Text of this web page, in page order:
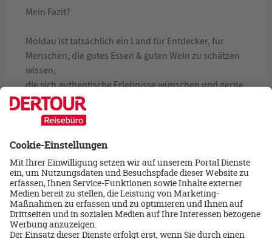
Mein Fazit?
Moldau ist tatsächlich ein Land für Entdecker, für
Menschen, die gutes Essen & guten Wein zu schätzen
wissen,
die sich authentische Erlebnisse wünschen und gerne
abseits der Massen Urlaub machen möchten. Und das
mitten in Europa!
Über mich
Olaf Kwiczor
07141-905105